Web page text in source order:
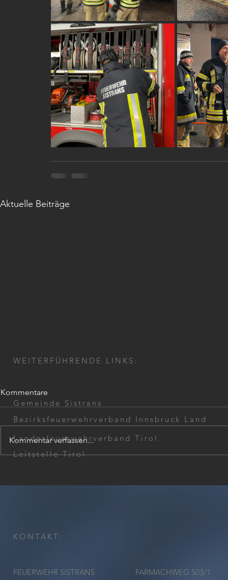
Aktuelle Beiträge
Kommentare
Kommentar verfassen...
WEITERFÜHRENDE LINKS:
Gemeinde Sistrans
Bezirksfeuerwehrverband Innsbruck Land
Landesfeuerwehrverband Tirol
Leitstelle Tirol
KONTAKT:
FEUERWEHR SISTRANS
FARMACHWEG 503/1